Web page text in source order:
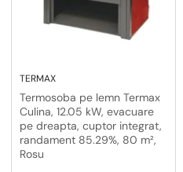
TERMAX
Termosoba pe lemn Termax
Culina, 12.05 kW, evacuare
pe dreapta, cuptor integrat,
randament 85.29%, 80 m²,
Rosu